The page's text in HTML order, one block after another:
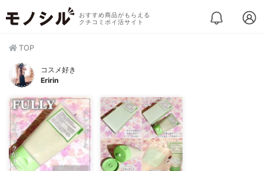
おすすめ商品がもらえる
クチコミポイ活サイト
TOP
コスメ好き
Eririn